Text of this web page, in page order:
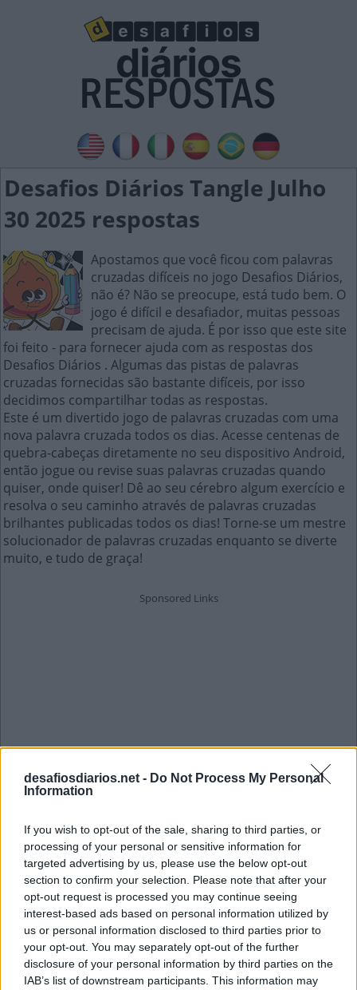
desafiosdiarios.net - Do Not Process My Personal
Information
If you wish to opt-out of the sale, sharing to third parties, or
processing of your personal or sensitive information for
targeted advertising by us, please use the below opt-out
section to confirm your selection. Please note that after your
opt-out request is processed you may continue seeing
interest-based ads based on personal information utilized by
us or personal information disclosed to third parties prior to
your opt-out. You may separately opt-out of the further
disclosure of your personal information by third parties on the
IAB’s list of downstream participants. This information may
Desafios Diários Tangle Julho
30 2025 respostas
Apostamos que você ficou com palavras
cruzadas difíceis no jogo Desafios Diários,
não é? Não se preocupe, está tudo bem. O
jogo é difícil e desafiador, muitas pessoas
precisam de ajuda. É por isso que este site
foi feito - para fornecer ajuda com as respostas dos
Desafios Diários . Algumas das pistas de palavras
cruzadas fornecidas são bastante difíceis, por isso
decidimos compartilhar todas as respostas.
Este é um divertido jogo de palavras cruzadas com uma
nova palavra cruzada todos os dias. Acesse centenas de
quebra-cabeças diretamente no seu dispositivo Android,
então jogue ou revise suas palavras cruzadas quando
quiser, onde quiser! Dê ao seu cérebro algum exercício e
resolva o seu caminho através de palavras cruzadas
brilhantes publicadas todos os dias! Torne-se um mestre
solucionador de palavras cruzadas enquanto se diverte
muito, e tudo de graça!